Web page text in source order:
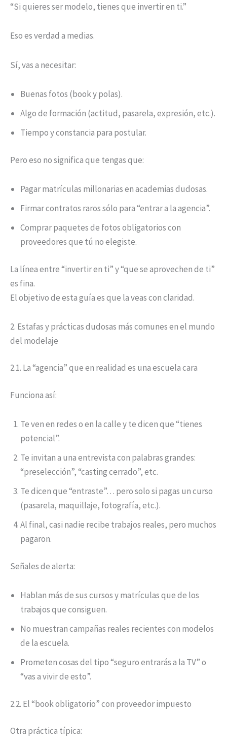
“Si quieres ser modelo, tienes que invertir en ti.”
Eso es verdad a medias.
Sí, vas a necesitar:
Buenas fotos (book y polas).
Algo de formación (actitud, pasarela, expresión, etc.).
Tiempo y constancia para postular.
Pero eso no significa que tengas que:
Pagar matrículas millonarias en academias dudosas.
Firmar contratos raros sólo para “entrar a la agencia”.
Comprar paquetes de fotos obligatorios con
proveedores que tú no elegiste.
La línea entre “invertir en ti” y “que se aprovechen de ti”
es fina.
El objetivo de esta guía es que la veas con claridad.
2. Estafas y prácticas dudosas más comunes en el mundo
del modelaje
2.1. La “agencia” que en realidad es una escuela cara
Funciona así:
Te ven en redes o en la calle y te dicen que “tienes
potencial”.
Te invitan a una entrevista con palabras grandes:
“preselección”, “casting cerrado”, etc.
Te dicen que “entraste”… pero solo si pagas un curso
(pasarela, maquillaje, fotografía, etc.).
Al final, casi nadie recibe trabajos reales, pero muchos
pagaron.
Señales de alerta:
Hablan más de sus cursos y matrículas que de los
trabajos que consiguen.
No muestran campañas reales recientes con modelos
de la escuela.
Prometen cosas del tipo “seguro entrarás a la TV” o
“vas a vivir de esto”.
2.2. El “book obligatorio” con proveedor impuesto
Otra práctica típica: